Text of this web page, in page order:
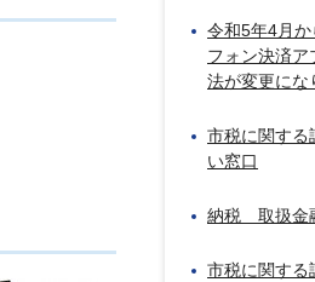
令和5年4月か
フォン決済ア
法が変更にな
市税に関す
い窓口
納税 取扱金
市税に関する